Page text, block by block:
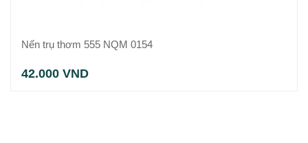
Nến trụ thơm 555 NQM 0154
42.000 VND